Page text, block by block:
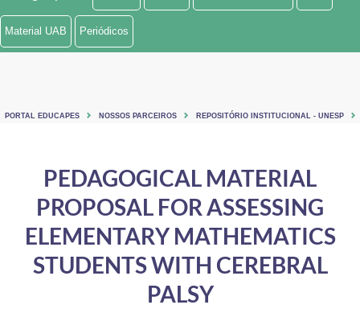
Ministério de Minas e Energia
Controladoria-Geral da União
Ministério da Mulher, da Família e dos Direitos Humanos
Secretaria-Geral
Material UAB Periódicos
PORTAL EDUCAPES NOSSOS PARCEIROS REPOSITÓRIO INSTITUCIONAL - UNESP
PEDAGOGICAL MATERIAL
PROPOSAL FOR ASSESSING
ELEMENTARY MATHEMATICS
STUDENTS WITH CEREBRAL
PALSY